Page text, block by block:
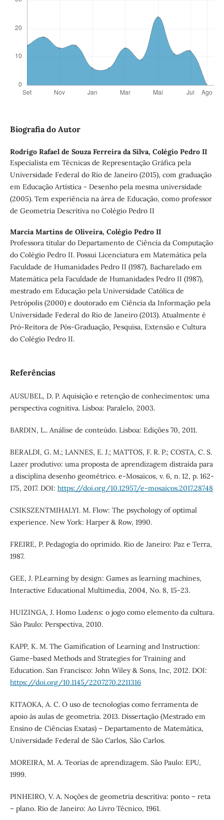
Biografia do Autor
Rodrigo Rafael de Souza Ferreira da Silva, Colégio Pedro II
Especialista em Técnicas de Representação Gráfica pela
Universidade Federal do Rio de Janeiro (2015), com graduação
em Educação Artística - Desenho pela mesma universidade
(2005). Tem experiência na área de Educação, como professor
de Geometria Descritiva no Colégio Pedro II
Marcia Martins de Oliveira, Colégio Pedro II
Professora titular do Departamento de Ciência da Computação
do Colégio Pedro II. Possui Licenciatura em Matemática pela
Faculdade de Humanidades Pedro II (1987), Bacharelado em
Matemática pela Faculdade de Humanidades Pedro II (1987),
mestrado em Educação pela Universidade Católica de
Petrópolis (2000) e doutorado em Ciência da Informação pela
Universidade Federal do Rio de Janeiro (2013). Atualmente é
Pró-Reitora de Pós-Graduação, Pesquisa, Extensão e Cultura
do Colégio Pedro II.
Referências
AUSUBEL, D. P. Aquisição e retenção de conhecimentos: uma
perspectiva cognitiva. Lisboa: Paralelo, 2003.
BARDIN, L.. Análise de conteúdo. Lisboa: Edições 70, 2011.
BERALDI, G. M.; LANNES, E. J.; MATTOS, F. R. P.; COSTA, C. S.
Lazer produtivo: uma proposta de aprendizagem distraída para
a disciplina desenho geométrico. e-Mosaicos, v. 6, n. 12, p. 162-
175, 2017. DOI: https://doi.org/10.12957/e-mosaicos.2017.28748
CSIKSZENTMIHALYI. M. Flow: The psychology of optimal
experience. New York: Harper & Row, 1990.
FREIRE, P. Pedagogia do oprimido. Rio de Janeiro: Paz e Terra,
1987.
GEE, J. P.Learning by design: Games as learning machines,
Interactive Educational Multimedia, 2004, No. 8, 15-23.
HUIZINGA, J. Homo Ludens: o jogo como elemento da cultura.
São Paulo: Perspectiva, 2010.
KAPP, K. M. The Gamification of Learning and Instruction:
Game-based Methods and Strategies for Training and
Education. San Francisco: John Wiley & Sons, Inc, 2012. DOI:
https://doi.org/10.1145/2207270.2211316
KITAOKA, A. C. O uso de tecnologias como ferramenta de
apoio às aulas de geometria. 2013. Dissertação (Mestrado em
Ensino de Ciências Exatas) – Departamento de Matemática,
Universidade Federal de São Carlos, São Carlos.
MOREIRA, M. A. Teorias de aprendizagem. São Paulo: EPU,
1999.
PINHEIRO, V. A. Noções de geometria descritiva: ponto – reta
– plano. Rio de Janeiro: Ao Livro Técnico, 1961.